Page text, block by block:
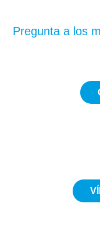
Pregunta a los